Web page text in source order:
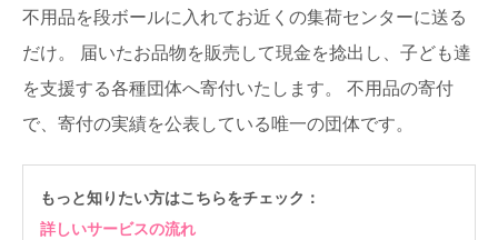
不用品を段ボールに入れてお近くの集荷センターに送る
だけ。
届いたお品物を販売して現金を捻出し、子ども達
を支援する各種団体へ寄付いたします。
不用品の寄付
で、寄付の実績を公表している唯一の団体です。
もっと知りたい方はこちらをチェック：
詳しいサービスの流れ